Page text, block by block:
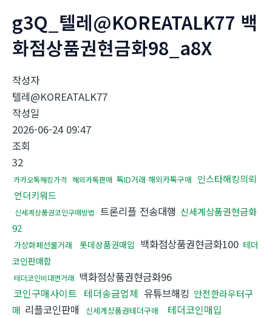
g3Q_텔레@KOREATALK77 백
화점상품권현금화98_a8X
작성자
텔레@KOREATALK77
작성일
2026-06-24 09:47
조회
32
카카오톡해킹가격 해외카톡판매 톡ID거래 해외카톡구매 인스타해킹의뢰
언더키워드
신세계상품권코인구매방법 트론리플 전송대행 신세계상품권현금화
92
가상화폐선물거래 롯데상품권매입 백화점상품권현금화100 테더
코인판매함
테더코인비대면거래 백화점상품권현금화96
코인구매사이트 테더송금업체 유튜브해킹 안전한라우터구
매 리플코인판매 신세계상품권테더구매 테더코인매입